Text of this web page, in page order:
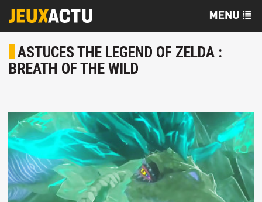
ASTUCES THE LEGEND OF ZELDA :
BREATH OF THE WILD